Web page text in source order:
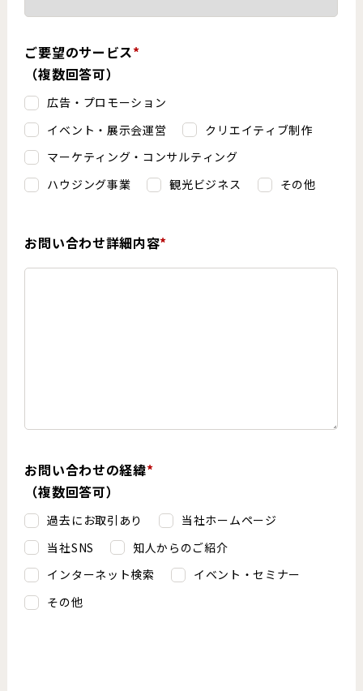
ご要望のサービス*
（複数回答可）
広告・プロモーション
イベント・展示会運営
クリエイティブ制作
マーケティング・コンサルティング
ハウジング事業
観光ビジネス その他
お問い合わせ詳細内容*
お問い合わせの経緯*
（複数回答可）
過去にお取引あり
当社ホームページ
当社SNS
知人からのご紹介
インターネット検索
イベント・セミナー
その他